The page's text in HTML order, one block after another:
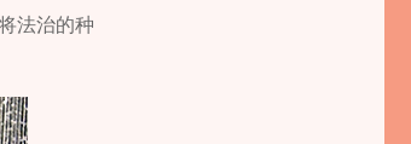
法治的种